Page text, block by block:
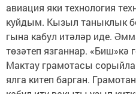
авиация яки технология
куйдым. Кызыл таныклык
гына кабул итәләр иде.
төзәтеп язганнар. «Биш»кә
Мактау грамотасы
ялга китеп барган.